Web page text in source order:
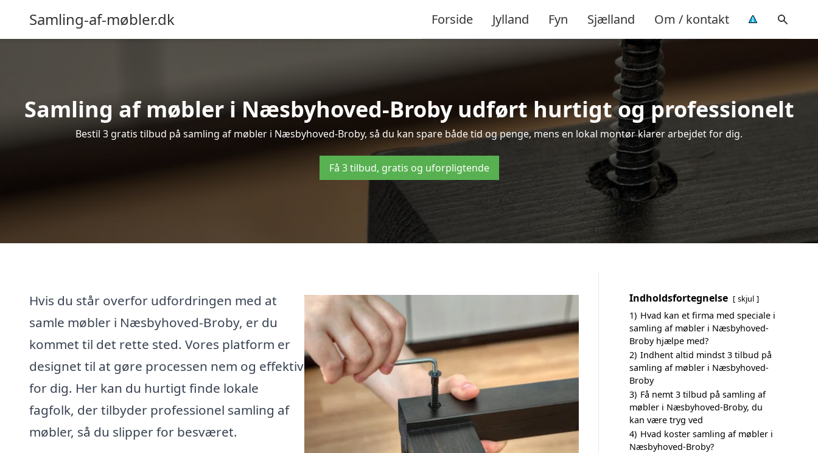
Samling-af-møbler.dk Forside Jylland Fyn Sjælland Om / kontakt
Samling af møbler i Næsbyhoved-Broby udført hurtigt og professionelt
Bestil 3 gratis tilbud på samling af møbler i Næsbyhoved-Broby, så du kan spare både tid og penge, mens en lokal montør klarer arbejdet for dig.
Få 3 tilbud, gratis og uforpligtende
Hvis du står overfor udfordringen med at
samle møbler i Næsbyhoved-Broby, er du
kommet til det rette sted. Vores platform er
designet til at gøre processen nem og effektiv
for dig. Her kan du hurtigt finde lokale
fagfolk, der tilbyder professionel samling af
møbler, så du slipper for besværet.
Indholdsfortegnelse skjul
1) Hvad kan et firma med speciale i
samling af møbler i Næsbyhoved-
Broby hjælpe med?
2) Indhent altid mindst 3 tilbud på
samling af møbler i Næsbyhoved-
Broby
3) Få nemt 3 tilbud på samling af
møbler i Næsbyhoved-Broby, du
kan være tryg ved
4) Hvad koster samling af møbler i
Næsbyhoved-Broby?